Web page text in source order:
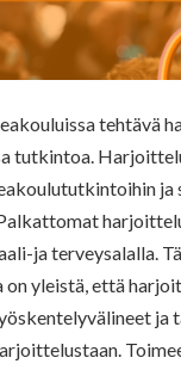
tehtävä
tutkintoa.
ja
ja terveysalalla.
on yleistä, että
ja